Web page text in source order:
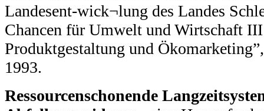
Landesent-wick¬lung des Landes
Chancen für Umwelt und Wirtschaft
Produktgestaltung und
1993.
Ressourcenschonende